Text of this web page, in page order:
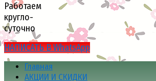
Работаем
кругло-
суточно
НАПИСАТЬ В WhatsApp
Главная
АКЦИИ И СКИДКИ